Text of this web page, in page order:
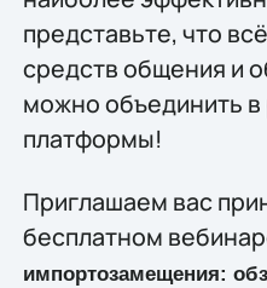
представьте, что
средств общения и
можно объединить
платформы!
Приглашаем вас
бесплатном
импортозамещения: